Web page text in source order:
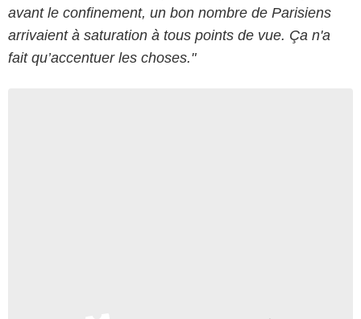
avant le confinement, un bon nombre de Parisiens
arrivaient à saturation à tous points de vue. Ça n'a
fait qu’accentuer les choses."